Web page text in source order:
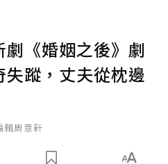
《婚姻之後》劇
蹤，丈夫從枕邊
輯周意軒